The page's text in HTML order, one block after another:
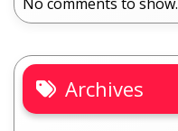
Archives